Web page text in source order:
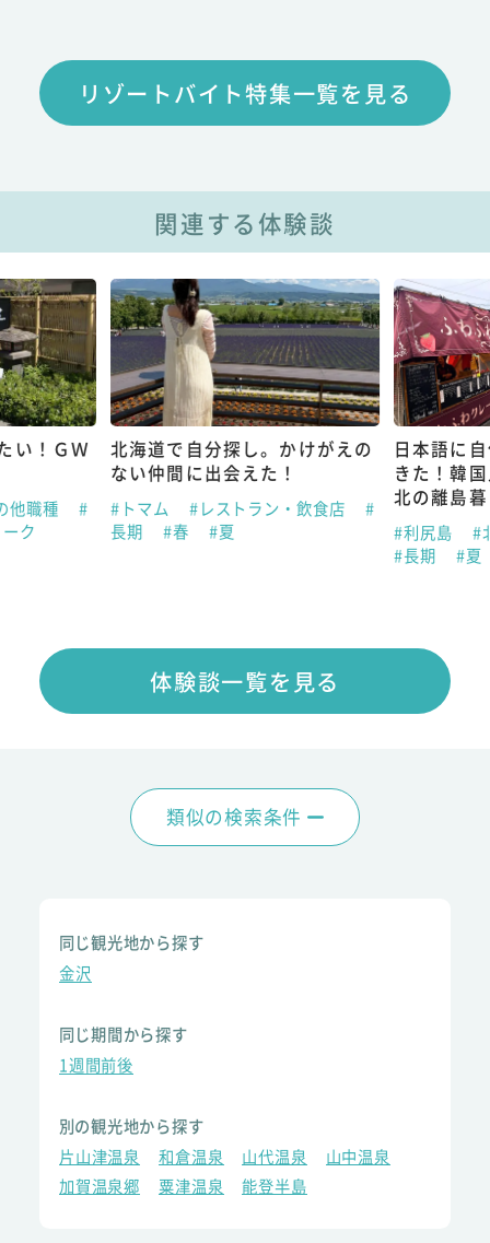
リゾートバイト特集一覧を見る
関連する体験談
い！ＧＷ
他職種
#
ク
北海道で自分探し。かけがえの
ない仲間に出会えた！
#トマム #レストラン・飲食店
#
長期
#春 #夏
日本語に
きた！韓
北の離島
#利尻島
#
#長期
#夏
体験談一覧を見る
類似の検索条件
同じ観光地から探す
金沢
同じ期間から探す
1週間前後
別の観光地から探す
片山津温泉
和倉温泉 山代温泉
山中温泉
加賀温泉郷
粟津温泉 能登半島